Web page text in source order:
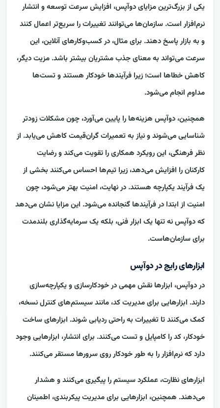
یکی از بزرگ‌ترین مزایای دوآپس، افزایش سرعت توسعه و انتشار
نرم‌افزار است. سازمان‌ها می‌توانند تغییرات را سریع‌تر اعمال کنند
و به بازار پاسخ دهند. برای مثال، در کسب‌وکارهای آنلاین، این
سرعت می‌تواند به معنای جذب مشتریان بیشتر باشد. مزیت دیگر،
کاهش خطاها است؛ زیرا فرآیندها خودکار هستند و تست‌ها
مداوم انجام می‌شود.
همچنین، دوآپس هزینه‌ها را پایین می‌آورد، چون مشکلات زودتر
شناسایی می‌شوند و نیاز به تعمیرات گران‌قیمت کاهش می‌یابد. از
نظر فرهنگی، این رویکرد همکاری را تقویت می‌کند و رضایت
کارکنان را افزایش می‌دهد، زیرا تیم‌ها احساس می‌کنند بخشی از
یک فرآیند یکپارچه هستند. در نهایت، امنیت بهتر می‌شود، چون
امنیت از ابتدا در فرآیندها گنجانده می‌شود. این مزایا نشان می‌دهد
که دوآپس نه تنها یک ابزار فنی، بلکه یک سرمایه‌گذاری بلندمدت
برای سازمان‌هاست.
ابزارهای رایج در دوآپس
در دوآپس، ابزارها نقش مهمی در خودکارسازی و یکپارچه‌سازی
دارند. ابزارهایی برای مدیریت کد، مانند سیستم‌های کنترل نسخه،
کمک می‌کنند تا تغییرات به راحتی ردیابی شوند. ابزارهای ساخت
خودکار، کد را کامپایل و تست می‌کنند. برای انتشار، ابزارهایی وجود
دارد که نرم‌افزار را به طور خودکار روی سرورها مستقر می‌کنند.
ابزارهای نظارت، عملکرد سیستم را پیگیری می‌کنند و هشدار
می‌دهند. همچنین، ابزارهایی برای مدیریت پیکربندی، اطمینان